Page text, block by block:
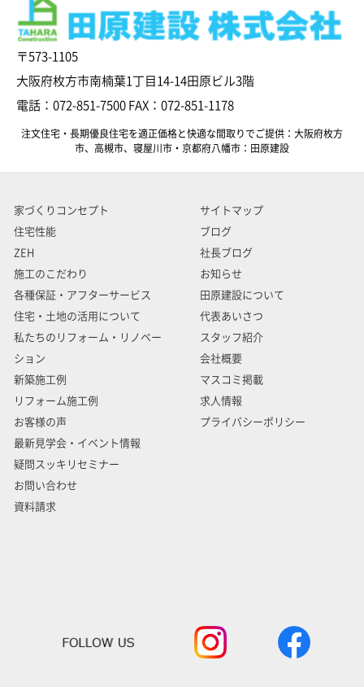
〒573-1105
大阪府枚方市南楠葉1丁目14-14田原ビル3階
電話：072-851-7500 FAX：072-851-1178
注文住宅・長期優良住宅を適正価格と快適な間取りでご提供：大阪府枚方
市、高槻市、寝屋川市・京都府八幡市：田原建設
家づくりコンセプト
住宅性能
ZEH
施工のこだわり
各種保証・アフターサービス
住宅・土地の活用について
私たちのリフォーム・リノベー
ション
新築施工例
リフォーム施工例
お客様の声
最新見学会・イベント情報
疑問スッキリセミナー
お問い合わせ
資料請求
サイトマップ
ブログ
社長ブログ
お知らせ
田原建設について
代表あいさつ
スタッフ紹介
会社概要
マスコミ掲載
求人情報
プライバシーポリシー